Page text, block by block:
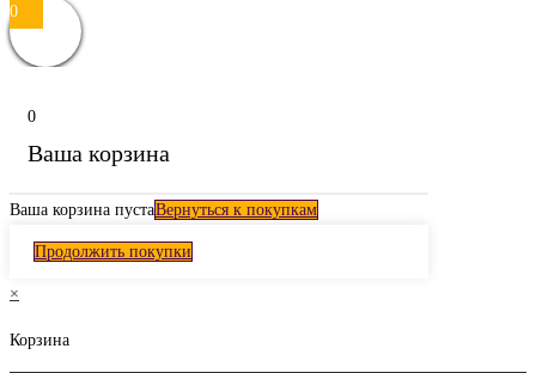
0
0
Ваша корзина
Ваша корзина пустаВернуться к покупкам
Продолжить покупки
×
Корзина